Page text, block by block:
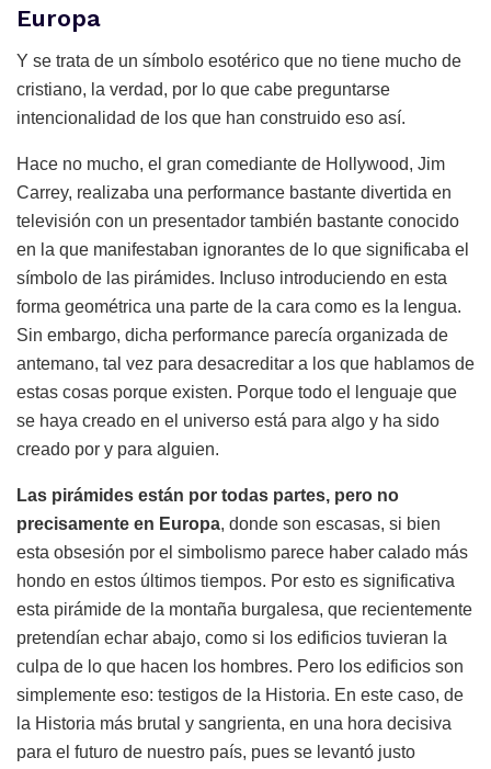
Europa
Y se trata de un símbolo esotérico que no tiene mucho de
cristiano, la verdad, por lo que cabe preguntarse
intencionalidad de los que han construido eso así.
Hace no mucho, el gran comediante de Hollywood, Jim
Carrey, realizaba una performance bastante divertida en
televisión con un presentador también bastante conocido
en la que manifestaban ignorantes de lo que significaba el
símbolo de las pirámides. Incluso introduciendo en esta
forma geométrica una parte de la cara como es la lengua.
Sin embargo, dicha performance parecía organizada de
antemano, tal vez para desacreditar a los que hablamos de
estas cosas porque existen. Porque todo el lenguaje que
se haya creado en el universo está para algo y ha sido
creado por y para alguien.
Las pirámides están por todas partes, pero no
precisamente en Europa, donde son escasas, si bien
esta obsesión por el simbolismo parece haber calado más
hondo en estos últimos tiempos. Por esto es significativa
esta pirámide de la montaña burgalesa, que recientemente
pretendían echar abajo, como si los edificios tuvieran la
culpa de lo que hacen los hombres. Pero los edificios son
simplemente eso: testigos de la Historia. En este caso, de
la Historia más brutal y sangrienta, en una hora decisiva
para el futuro de nuestro país, pues se levantó justo